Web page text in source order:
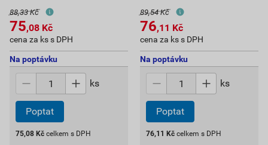
88,33 Kč
75,08 Kč
cena za ks s DPH
Na poptávku
ks
Poptat
75,08 Kč celkem s DPH
89,54 Kč
76,11 Kč
cena za ks s DPH
Na poptávku
ks
Poptat
76,11 Kč celkem s DPH